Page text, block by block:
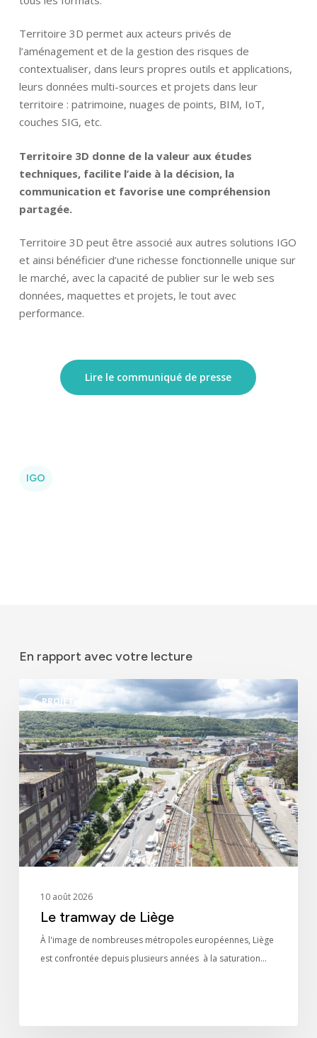
Territoire 3D permet aux acteurs privés de
l’aménagement et de la gestion des risques de
contextualiser, dans leurs propres outils et applications,
leurs données multi-sources et projets dans leur
territoire : patrimoine, nuages de points, BIM, IoT,
couches SIG, etc.
Territoire 3D donne de la valeur aux études
techniques, facilite l’aide à la décision, la
communication et favorise une compréhension
partagée.
Territoire 3D peut être associé aux autres solutions IGO
et ainsi bénéficier d’une richesse fonctionnelle unique sur
le marché, avec la capacité de publier sur le web ses
données, maquettes et projets, le tout avec
performance.
Lire le communiqué de presse
IGO
En rapport avec votre lecture
PROJET
Le
tramway
de
Liège
10 août 2026
Le tramway de Liège
À l'image de nombreuses métropoles européennes, Liège
est confrontée depuis plusieurs années à la saturation…
Identité
Filiales